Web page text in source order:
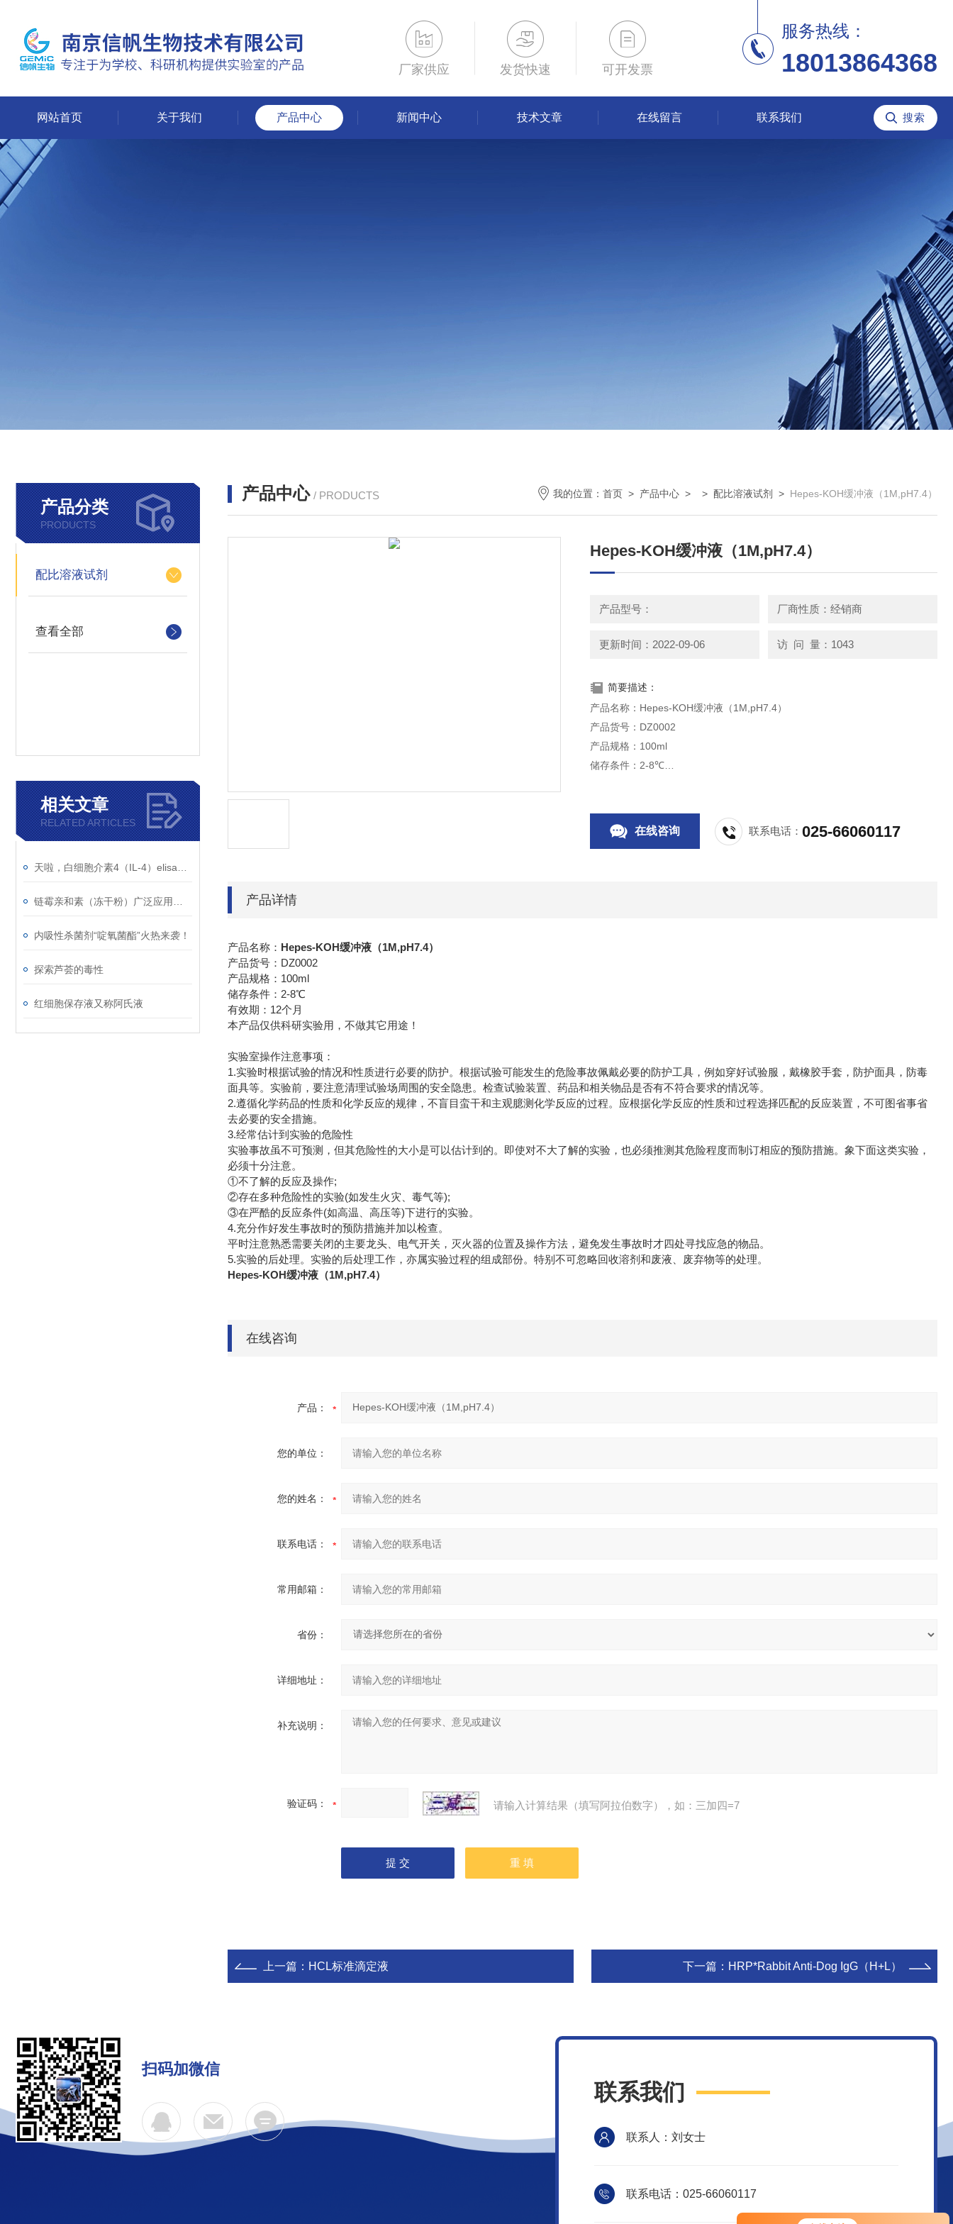
您好！欢迎前来咨询，很高兴为您
厂家供应 发货快速 可开发票
服务热线：
18013864368
网站首页 关于我们 产品中心 新闻中心 技术文章 在线留言 联系我们
产品分类
PRODUCTS
配比溶液试剂
查看全部
相关文章
RELATED ARTICLES
内吸性杀菌剂“啶氧菌酯”火热来袭！
探索芦荟的毒性
红细胞保存液又称阿氏液
产品中心 / PRODUCTS 我的位置： 首页 > 产品中心 > > 配比溶液试剂 > Hepes-KOH缓冲液（1M,pH7.4）
Hepes-KOH缓冲液（1M,pH7.4）
产品型号： 厂商性质：经销商
更新时间：2022-09-06 访 问 量：1043
简要描述：
产品名称：Hepes-KOH缓冲液（1M,pH7.4）
产品货号：DZ0002
产品规格：100ml
储存条件：2-8℃
在线咨询 联系电话：025-66060117
产品详情
产品名称： Hepes-KOH缓冲液（1M,pH7.4）
产品货号：DZ0002
产品规格：100ml
储存条件：2-8℃
有效期：12个月
本产品仅供科研实验用，不做其它用途！
实验室操作注意事项：
1.实验时根据试验的情况和性质进行必要的防护。根据试验可能发生的危险事故佩戴必要的防护工具，例如穿好试验服，戴橡胶手套，防护面具，防毒
面具等。实验前，要注意清理试验场周围的安全隐患。检查试验装置、药品和相关物品是否有不符合要求的情况等。
2.遵循化学药品的性质和化学反应的规律，不盲目蛮干和主观臆测化学反应的过程。应根据化学反应的性质和过程选择匹配的反应装置，不可图省事省
去必要的安全措施。
3.经常估计到实验的危险性
实验事故虽不可预测，但其危险性的大小是可以估计到的。即使对不大了解的实验，也必须推测其危险程度而制订相应的预防措施。象下面这类实验，
必须十分注意。
①不了解的反应及操作;
②存在多种危险性的实验(如发生火灾、毒气等);
③在严酷的反应条件(如高温、高压等)下进行的实验。
4.充分作好发生事故时的预防措施并加以检查。
平时注意熟悉需要关闭的主要龙头、电气开关，灭火器的位置及操作方法，避免发生事故时才四处寻找应急的物品。
5.实验的后处理。实验的后处理工作，亦属实验过程的组成部份。特别不可忽略回收溶剂和废液、废弃物等的处理。
Hepes-KOH缓冲液（1M,pH7.4）
在线咨询
产品：
您的单位：
您的姓名：
联系电话：
常用邮箱：
省份：
详细地址：
补充说明：
验证码： 请输入计算结果（填写阿拉伯数字），如：三加四=7
上一篇： HCL标准滴定液 下一篇： HRP*Rabbit Anti-Dog IgG（H+L）
扫码加微信
联系我们
联系人：刘女士
联系电话：025-66060117